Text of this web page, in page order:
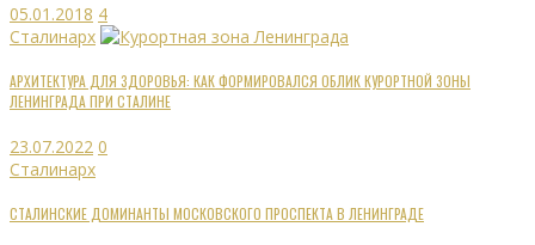
05.01.2018 4
Сталинарх
АРХИТЕКТУРА ДЛЯ ЗДОРОВЬЯ: КАК ФОРМИРОВАЛСЯ ОБЛИК КУРОРТНОЙ ЗОНЫ
ЛЕНИНГРАДА ПРИ СТАЛИНЕ
23.07.2022 0
Сталинарх
СТАЛИНСКИЕ ДОМИНАНТЫ МОСКОВСКОГО ПРОСПЕКТА В ЛЕНИНГРАДЕ